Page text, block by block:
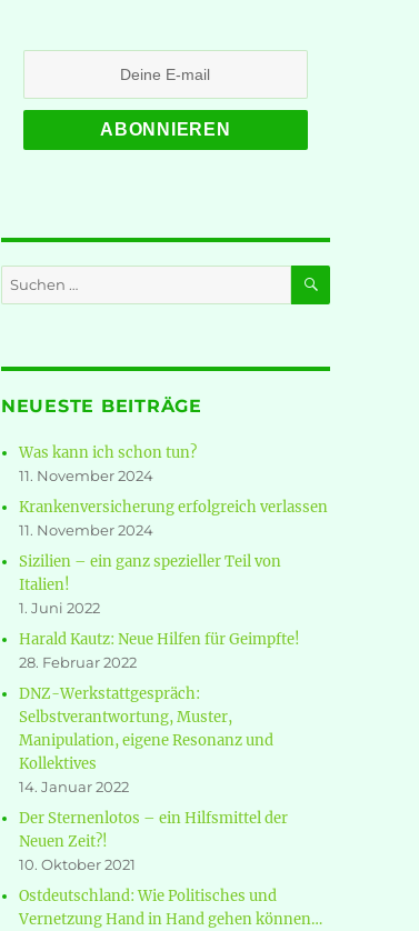
Suche
nach:
SUCHEN
NEUESTE BEITRÄGE
Was kann ich schon tun?
11. November 2024
Krankenversicherung erfolgreich verlassen
11. November 2024
Sizilien – ein ganz spezieller Teil von
Italien!
1. Juni 2022
Harald Kautz: Neue Hilfen für Geimpfte!
28. Februar 2022
DNZ-Werkstattgespräch:
Selbstverantwortung, Muster,
Manipulation, eigene Resonanz und
Kollektives
14. Januar 2022
Der Sternenlotos – ein Hilfsmittel der
Neuen Zeit?!
10. Oktober 2021
Ostdeutschland: Wie Politisches und
Vernetzung Hand in Hand gehen können…